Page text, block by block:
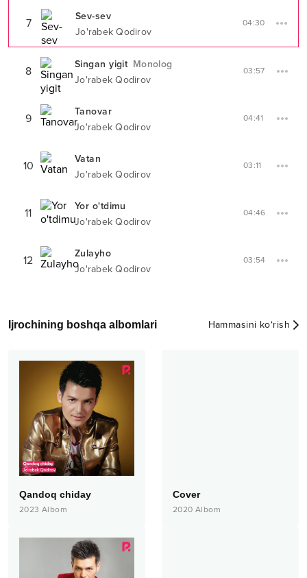
7
Sev-sev
Jo'rabek Qodirov
04:30
8 Singan yigit Monolog
Jo'rabek Qodirov
03:57
9
Tanovar
Jo'rabek Qodirov
04:41
10
Vatan
Jo'rabek Qodirov
03:11
11
Yor o'tdimu
Jo'rabek Qodirov
04:46
12
Zulayho
Jo'rabek Qodirov
03:54
Ijrochining boshqa albomlari Hammasini ko‘rish
Qandoq chiday
2023 Albom
Cover
2020 Albom